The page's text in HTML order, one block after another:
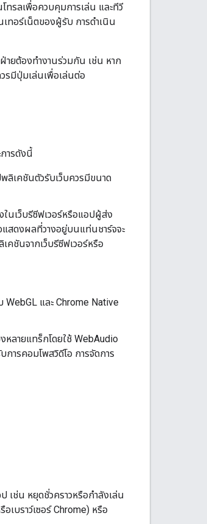
ทรลเพื่อควบคุมการเล่น และทีวี
ทอร์เน็ตของผู้รับ การดําเนิน
ายต้องทำงานร่วมกัน เช่น หาก
รมีปุ่มเล่นเพื่อเล่นต่อ
ารดังนี้
ลิเคชันตัวรับเว็บควรมีขนาด
นเว็บรีซีฟเวอร์หรือแอปผู้ส่ง
สดงผลที่วางอยู่บนแท่นชาร์จจะ
คชันจากเว็บรีซีฟเวอร์หรือ
WebGL และ Chrome Native
หลายแทร็กโดยใช้ WebAudio
การคอมโพสวิดีโอ การจัดการ
เช่น หยุดชั่วคราวหรือกำลังเล่น
บราว์เซอร์ Chrome) หรือ